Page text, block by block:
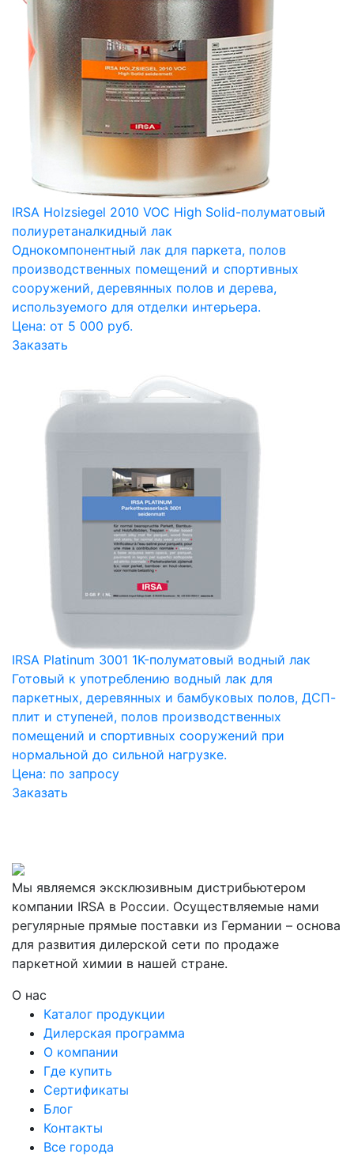
IRSA Holzsiegel 2010 VOC High Solid-полуматовый
полиуретаналкидный лак
Однокомпонентный лак для паркета, полов
производственных помещений и спортивных
сооружений, деревянных полов и дерева,
используемого для отделки интерьера.
Цена: от 5 000 руб.
Заказать
IRSA Platinum 3001 1K-полуматовый водный лак
Готовый к употреблению водный лак для
паркетных, деревянных и бамбуковых полов, ДСП-
плит и ступеней, полов производственных
помещений и спортивных сооружений при
нормальной до сильной нагрузке.
Цена: по запросу
Заказать
Мы являемся эксклюзивным дистрибьютером
компании IRSA в России. Осуществляемые нами
регулярные прямые поставки из Германии – основа
для развития дилерской сети по продаже
паркетной химии в нашей стране.
О нас
Каталог продукции
Дилерская программа
О компании
Где купить
Сертификаты
Блог
Контакты
Все города